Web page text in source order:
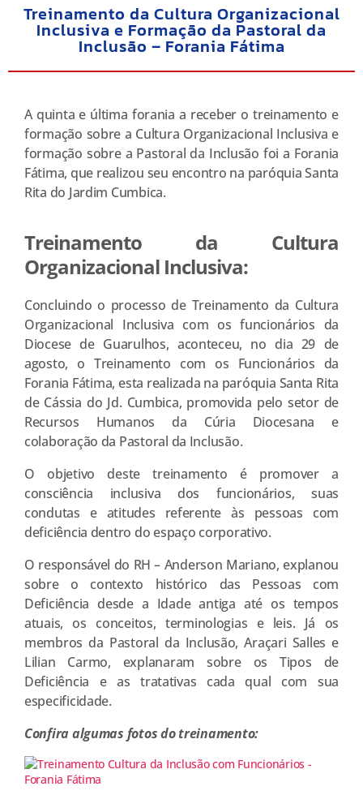
Treinamento da Cultura Organizacional
Inclusiva e Formação da Pastoral da
Inclusão – Forania Fátima
A quinta e última forania a receber o treinamento e
formação sobre a Cultura Organizacional Inclusiva e
formação sobre a Pastoral da Inclusão foi a Forania
Fátima, que realizou seu encontro na paróquia Santa
Rita do Jardim Cumbica.
Treinamento da Cultura
Organizacional Inclusiva:
Concluindo o processo de Treinamento da Cultura
Organizacional Inclusiva com os funcionários da
Diocese de Guarulhos, aconteceu, no dia 29 de
agosto, o Treinamento com os Funcionários da
Forania Fátima, esta realizada na paróquia Santa Rita
de Cássia do Jd. Cumbica, promovida pelo setor de
Recursos Humanos da Cúria Diocesana e
colaboração da Pastoral da Inclusão.
O objetivo deste treinamento é promover a
consciência inclusiva dos funcionários, suas
condutas e atitudes referente às pessoas com
deficiência dentro do espaço corporativo.
O responsável do RH – Anderson Mariano, explanou
sobre o contexto histórico das Pessoas com
Deficiência desde a Idade antiga até os tempos
atuais, os conceitos, terminologias e leis. Já os
membros da Pastoral da Inclusão, Araçari Salles e
Lilian Carmo, explanaram sobre os Tipos de
Deficiência e as tratativas cada qual com sua
especificidade.
Confira algumas fotos do treinamento: